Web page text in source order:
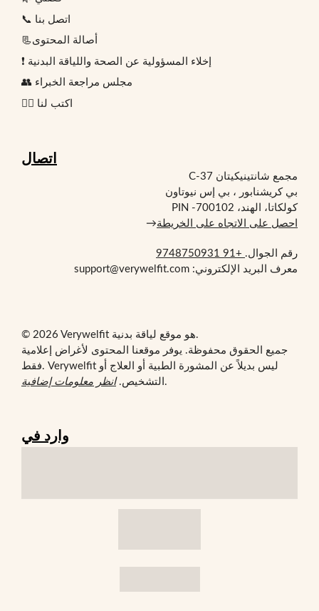
📞 اتصل بنا
📃أصالة المحتوى
❗ إخلاء المسؤولية عن الصحة واللياقة البدنية
👥 مجلس مراجعة الخبراء
✍🏻 اكتب لنا
اتصال
مجمع شانتينيكيتان C-37
بي كريشنابور ، بي إس نيوتاون
كولكاتا، الهند، PIN -700102
احصل على الاتجاه على الخريطة→
رقم الجوال. +91 9748750931
معرف البريد الإلكتروني: support@verywelfit.com
© 2026 Verywelfit هو موقع لياقة بدنية.
جميع الحقوق محفوظة. يوفر موقعنا المحتوى لأغراض إعلامية
فقط. Verywelfit ليس بديلاً عن المشورة الطبية أو العلاج أو
التشخيص.انظر معلومات إضافية .
وارد في